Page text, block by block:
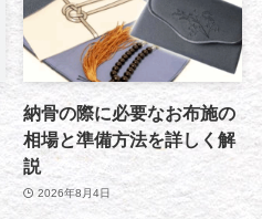
納骨の際に必要なお布施の
相場と準備方法を詳しく解
説
2026年8月4日